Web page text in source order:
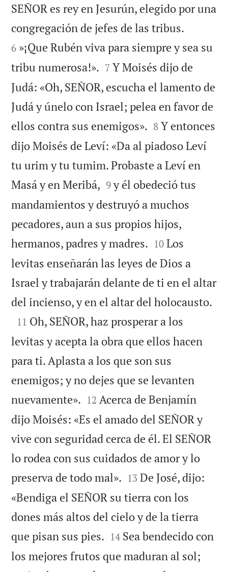
SEÑOR es rey en Jesurún, elegido por una
congregación de jefes de las tribus.
6 »¡Que Rubén viva para siempre y sea su
tribu numerosa!». 

7 Y Moisés dijo de
Judá: «Oh, SEÑOR, escucha el lamento de
Judá y únelo con Israel; pelea en favor de
ellos contra sus enemigos». 

8 Y entonces
dijo Moisés de Leví: «Da al piadoso Leví
tu urim y tu tumim. Probaste a Leví en
Masá y en Meribá, 

9 y él obedeció tus
mandamientos y destruyó a muchos
pecadores, aun a sus propios hijos,
hermanos, padres y madres. 

10 Los
levitas enseñarán las leyes de Dios a
Israel y trabajarán delante de ti en el altar
del incienso, y en el altar del holocausto.

11 Oh, SEÑOR, haz prosperar a los
levitas y acepta la obra que ellos hacen
para ti. Aplasta a los que son sus
enemigos; y no dejes que se levanten
nuevamente». 

12 Acerca de Benjamín
dijo Moisés: «Es el amado del SEÑOR y
vive con seguridad cerca de él. El SEÑOR
lo rodea con sus cuidados de amor y lo
preserva de todo mal». 

13 De José, dijo:
«Bendiga el SEÑOR su tierra con los
dones más altos del cielo y de la tierra
que pisan sus pies. 

14 Sea bendecido con
los mejores frutos que maduran al sol;